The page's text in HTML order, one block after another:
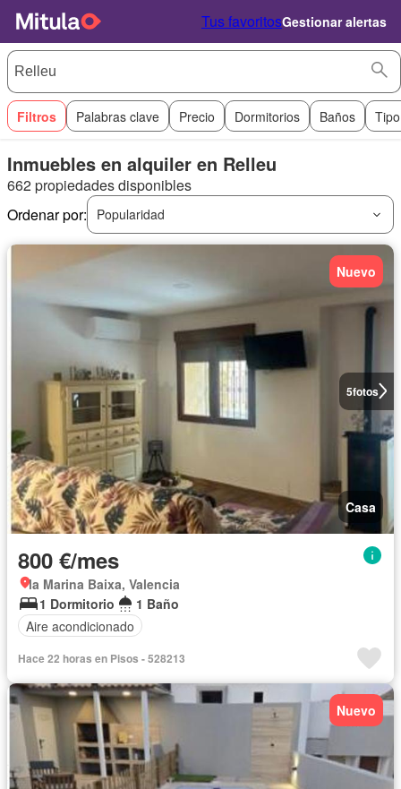
Tus favoritosGestionar alertas
Filtros Palabras clave Precio Dormitorios Baños
Inmuebles en alquiler en Relleu
662 propiedades disponibles
Ordenar por:
Popularidad
5fotos
Nuevo
Casa
800 €/mes
la Marina Baixa, Valencia
1 Dormitorio
1 Baño
Aire acondicionado
Hace 22 horas en Pisos - 528213
Nuevo